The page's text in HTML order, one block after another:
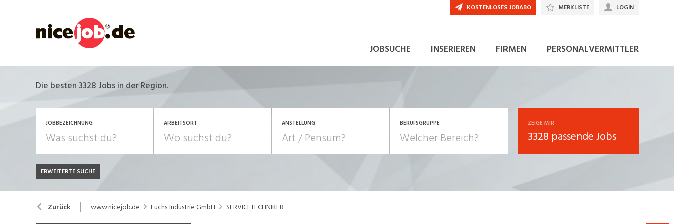
JOBSUCHE INSERIEREN FIRMEN PERSONALVERMITTLER
KOSTENLOSES JOBABO MERKLISTE LOGIN
Die besten 3328 Jobs in der Region.
JOBBEZEICHNUNG ARBEITSORT ANSTELLUNG
JOB-TYP
Festanstellung
Temporär (befristet)
BERUFSGRUPPE
Bank, Versicherung
Chemie, Pharma, Biotechnologie
Consulting, Human Resources
ZEIGE MIR
3328 passende Jobs
ERWEITERTE SUCHE
Zurück www.nicejob.de Fuchs Industrie GmbH SERVICETECHNIKER
JETZT BEWERBEN